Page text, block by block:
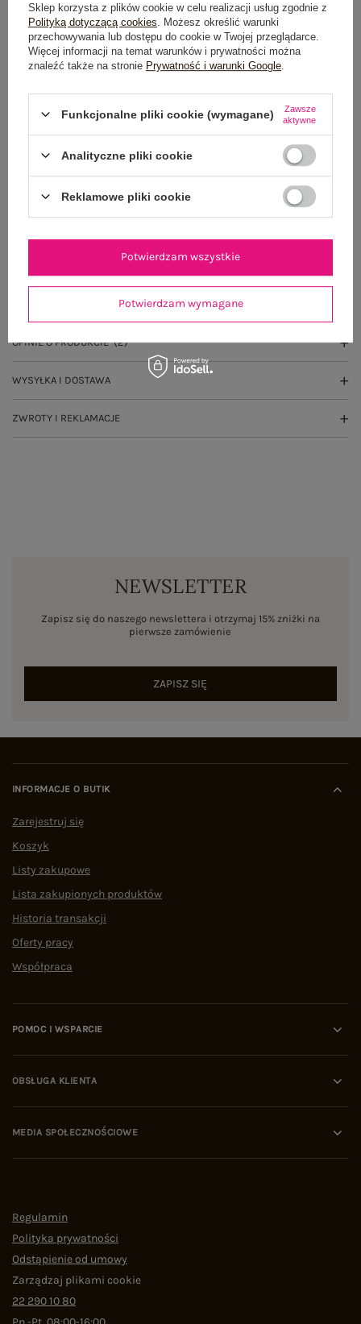
Możesz kupić także poprzez:
Dostawaod 7,99 zł
Wysyłkajutro
100 dni na zwrot
OPINIE O PRODUKCIE (2)
WYSYŁKA I DOSTAWA
ZWROTY I REKLAMACJE
NEWSLETTER
Zapisz się do naszego newslettera i otrzymaj 15% zniżki na
pierwsze zamówienie
ZAPISZ SIĘ
INFORMACJE O BUTIK
Zarejestruj się
Koszyk
Listy zakupowe
Lista zakupionych produktów
Historia transakcji
Oferty pracy
Współpraca
POMOC I WSPARCIE
OBSŁUGA KLIENTA
MEDIA SPOŁECZNOŚCIOWE
Regulamin
Polityka prywatności
Odstąpienie od umowy
Zarządzaj plikami cookie
22 290 10 80
Sklep korzysta z plików cookie w celu realizacji usług zgodnie z
Polityką dotyczącą cookies . Możesz określić warunki
przechowywania lub dostępu do cookie w Twojej przeglądarce.
Więcej informacji na temat warunków i prywatności można
znaleźć także na stronie Prywatność i warunki Google
Funkcjonalne pliki cookie (wymagane)
Zawsze
aktywne
Analityczne pliki cookie
Reklamowe pliki cookie
Potwierdzam wymagane
Potwierdzam wszystkie